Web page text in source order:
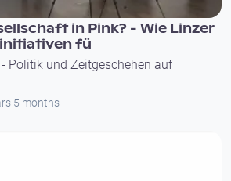
in Pink? - Wie Linzer
fü
- Politik und Zeitgeschehen auf
5 months